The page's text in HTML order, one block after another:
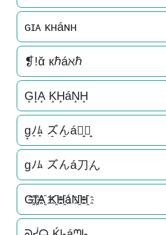
ɢɪᴀ ᴋʜáɴʜ
❡!ᾰ кℏáℵℏ
G̝I̝A̝ K̝H̝áN̝H̝
g̝ﾉ̝ﾑ̝ ズ̝ん̝á刀̝ん̝
gﾉﾑ ズんá刀ん
G҈I҈A҈ K҈H҈áN҈H҈